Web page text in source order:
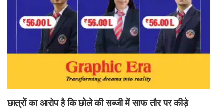
छात्रों का आरोप है कि छोले की सब्जी में साफ तौर पर कीड़े